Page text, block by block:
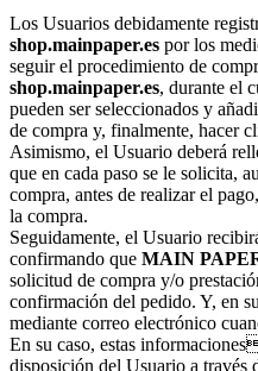
Los Usuarios debidamente
shop.mainpaper.es por los
seguir el procedimiento de
shop.mainpaper.es, durante el
pueden ser seleccionados y
de compra y, finalmente,
Asimismo, el Usuario deberá
que en cada paso se le solicita,
compra, antes de realizar el
la compra.
Seguidamente, el Usuario
confirmando que MAIN
solicitud de compra y/o
confirmación del pedido. Y, en
mediante correo electrónico
En su caso, estas
disposición del Usuario a través